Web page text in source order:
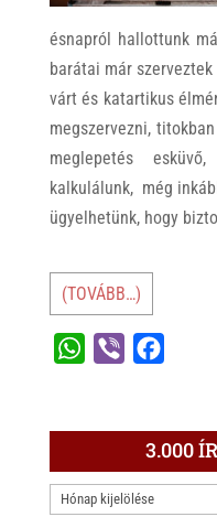
ésnapról hallottunk
barátai már
várt és katartikus
megszervezni,
meglepetés
kalkulálunk, még
ügyelhetünk, hogy
(TOVÁBB…)
s
A
r
e
b
3.000
3.000